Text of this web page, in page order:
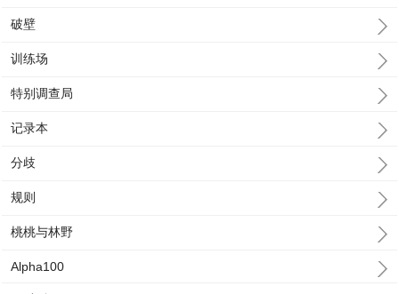
破壁
训练场
特别调查局
记录本
分歧
规则
桃桃与林野
Alpha100